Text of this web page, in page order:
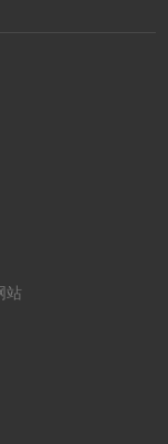
站